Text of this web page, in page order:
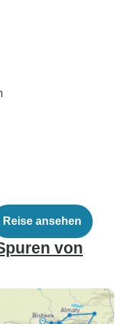
Reise ansehen
von